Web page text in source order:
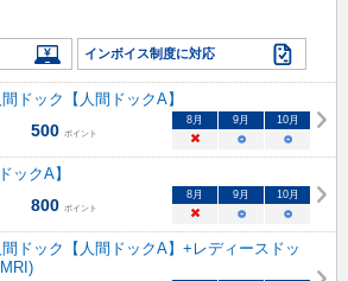
インボイス制度に対応
ドック【人間ドックA】
500 ポイント
8月 9月 10月
× ○ ○
ックA】
800 ポイント
8月 9月 10月
× ○ ○
ドック【人間ドックA】+レディースドッ